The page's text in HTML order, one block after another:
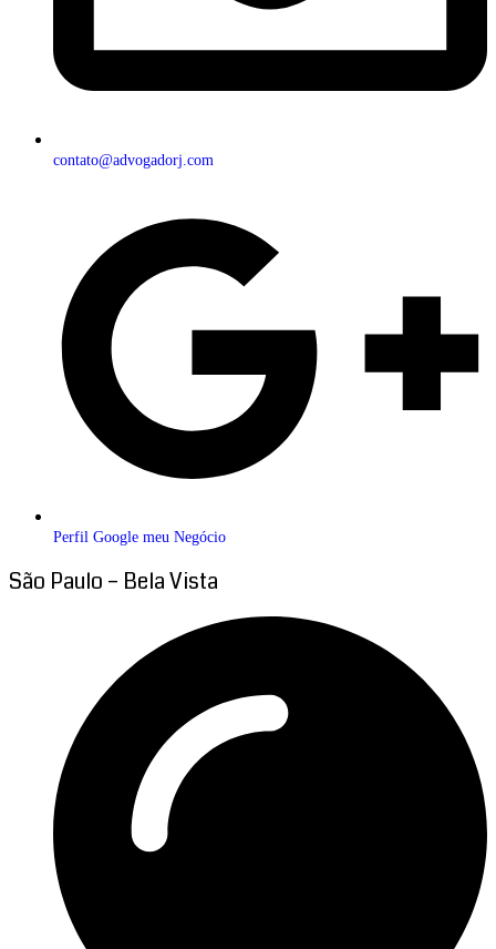
contato@advogadorj.com
Perfil Google meu Negócio
São Paulo – Bela Vista